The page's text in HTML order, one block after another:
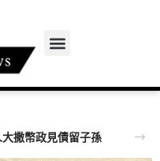
撒幣政見債留子孫